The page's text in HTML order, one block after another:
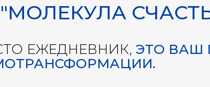
ЕЖЕДНЕВНИК, ЭТО ВАШ